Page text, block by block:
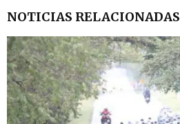
NOTICIAS RELACIONADAS